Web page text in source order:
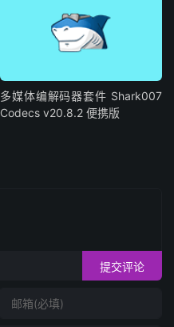
多媒体编解码器套件 Shark007
Codecs v20.8.2 便携版
提交评论